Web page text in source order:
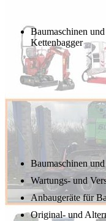
Baumaschinen
Kettenbagger
Baumaschinen
Wartungs- und
Anbaugeräte für
Original- und